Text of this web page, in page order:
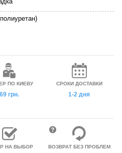
ПО КИЕВУ
69 грн.
СРОКИ ДОСТАВКИ
1-2 дня
НА ВЫБОР ВОЗВРАТ БЕЗ ПРОБЛЕМ